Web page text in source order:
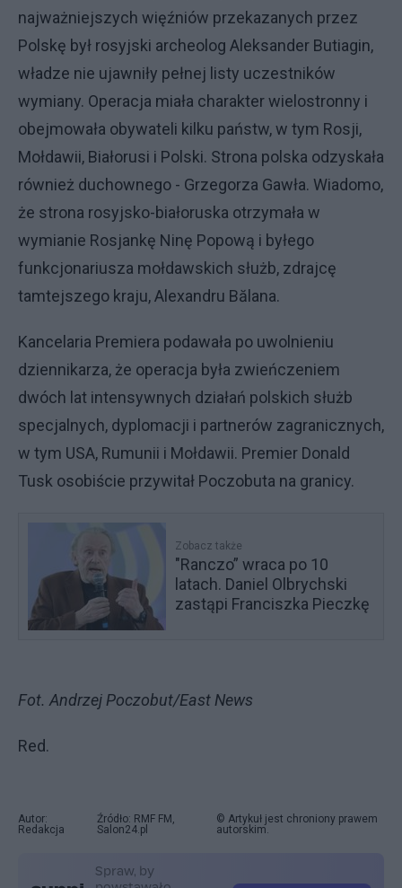
najważniejszych więźniów przekazanych przez
Polskę był rosyjski archeolog Aleksander Butiagin,
władze nie ujawniły pełnej listy uczestników
wymiany. Operacja miała charakter wielostronny i
obejmowała obywateli kilku państw, w tym Rosji,
Mołdawii, Białorusi i Polski. Strona polska odzyskała
również duchownego - Grzegorza Gawła. Wiadomo,
że strona rosyjsko-białoruska otrzymała w
wymianie Rosjankę Ninę Popową i byłego
funkcjonariusza mołdawskich służb, zdrajcę
tamtejszego kraju, Alexandru Bălana.
Kancelaria Premiera podawała po uwolnieniu
dziennikarza, że operacja była zwieńczeniem
dwóch lat intensywnych działań polskich służb
specjalnych, dyplomacji i partnerów zagranicznych,
w tym USA, Rumunii i Mołdawii. Premier Donald
Tusk osobiście przywitał Poczobuta na granicy.
Zobacz także
"Ranczo” wraca po 10
latach. Daniel Olbrychski
zastąpi Franciszka Pieczkę
Fot. Andrzej Poczobut/East News
Red.
Autor:
Redakcja
Źródło: RMF FM,
Salon24.pl
© Artykuł jest chroniony prawem
autorskim.